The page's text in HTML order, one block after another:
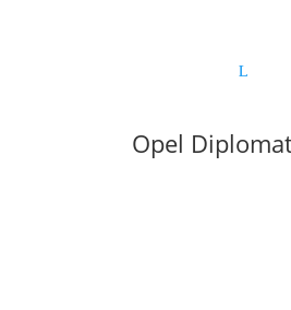
Opel